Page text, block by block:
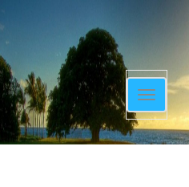
Toggle
navigation